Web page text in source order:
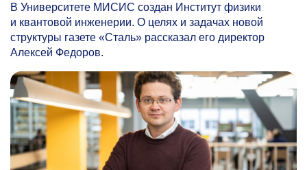
В Университете МИСИС создан Институт физики
и квантовой инженерии. О целях и задачах новой
структуры газете «Сталь» рассказал его директор
Алексей Федоров.